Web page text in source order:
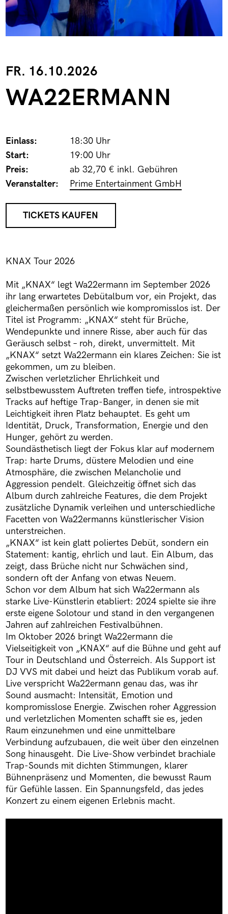
FR. 16.10.2026
WA22ERMANN
Einlass:
18:30 Uhr
Start:
19:00 Uhr
Preis:
ab 32,70 € inkl. Gebühren
Veranstalter:
Prime Entertainment GmbH
TICKETS KAUFEN
KNAX Tour 2026
Mit „KNAX“ legt Wa22ermann im September 2026
ihr lang erwartetes Debütalbum vor, ein Projekt, das
gleichermaßen persönlich wie kompromisslos ist. Der
Titel ist Programm: „KNAX“ steht für Brüche,
Wendepunkte und innere Risse, aber auch für das
Geräusch selbst – roh, direkt, unvermittelt. Mit
„KNAX“ setzt Wa22ermann ein klares Zeichen: Sie ist
gekommen, um zu bleiben.
Zwischen verletzlicher Ehrlichkeit und
selbstbewusstem Auftreten treffen tiefe, introspektive
Tracks auf heftige Trap-Banger, in denen sie mit
Leichtigkeit ihren Platz behauptet. Es geht um
Identität, Druck, Transformation, Energie und den
Hunger, gehört zu werden.
Soundästhetisch liegt der Fokus klar auf modernem
Trap: harte Drums, düstere Melodien und eine
Atmosphäre, die zwischen Melancholie und
Aggression pendelt. Gleichzeitig öffnet sich das
Album durch zahlreiche Features, die dem Projekt
zusätzliche Dynamik verleihen und unterschiedliche
Facetten von Wa22ermanns künstlerischer Vision
unterstreichen.
„KNAX“ ist kein glatt poliertes Debüt, sondern ein
Statement: kantig, ehrlich und laut. Ein Album, das
zeigt, dass Brüche nicht nur Schwächen sind,
sondern oft der Anfang von etwas Neuem.
Schon vor dem Album hat sich Wa22ermann als
starke Live-Künstlerin etabliert: 2024 spielte sie ihre
erste eigene Solotour und stand in den vergangenen
Jahren auf zahlreichen Festivalbühnen.
Im Oktober 2026 bringt Wa22ermann die
Vielseitigkeit von „KNAX“ auf die Bühne und geht auf
Tour in Deutschland und Österreich. Als Support ist
DJ VVS mit dabei und heizt das Publikum vorab auf.
Live verspricht Wa22ermann genau das, was ihr
Sound ausmacht: Intensität, Emotion und
kompromisslose Energie. Zwischen roher Aggression
und verletzlichen Momenten schafft sie es, jeden
Raum einzunehmen und eine unmittelbare
Verbindung aufzubauen, die weit über den einzelnen
Song hinausgeht. Die Live-Show verbindet brachiale
Trap-Sounds mit dichten Stimmungen, klarer
Bühnenpräsenz und Momenten, die bewusst Raum
für Gefühle lassen. Ein Spannungsfeld, das jedes
Konzert zu einem eigenen Erlebnis macht.